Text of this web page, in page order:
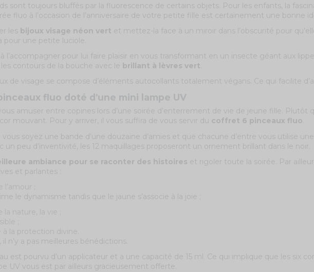
sont toujours bluffés par la fluorescence de certains objets. Pour les enfants, la
fluo à l’occasion de l’anniversaire de votre petite fille est certainement une bonne
les bijoux visage néon vert et mettez-la face à un miroir dans l’obscurité pour
pour une petite luciole.
à l’accompagner pour lui faire plaisir en vous transformant en un insecte géant aux
contours de la bouche avec le brillant à lèvres vert
de visage se compose d’éléments autocollants totalement végans. Ce qui facilite
fluo doté d’une mini lampe UV
amuser entre copines lors d’une soirée d’enterrement de vie de jeune fille. Plutôt
mouvant. Pour y arriver, il vous suffira de vous servir du coffret 6 pinceaux fluo
soyez une bande d’une douzaine d’amies et que chacune d’entre vous utilise
un peu d’inventivité, les 12 maquillages proposeront un ornement brillant dans le noir.
ambiance pour se raconter des histoires et rigoler toute la soirée. Par
et parlantes :
;
le dynamisme tandis que le jaune s’associe à la joie ;
nature, la vie ;
;
à la protection divine.
il n’y a pas meilleures bénédictions.
est pourvu d’un applicateur et a une capacité de 15 ml. Ce qui implique que les six
UV vous est par ailleurs gracieusement offerte.